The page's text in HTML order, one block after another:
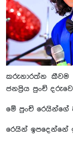
කරුනාරත්න කීවම
ජනප්‍රිය පුංචි
මේ පුංචි රෙයින්ගේ
රෙයින් ඉපදෙන්නේ